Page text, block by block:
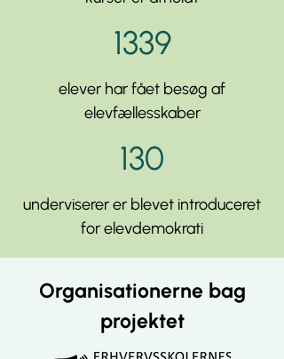
1339
elever har fået besøg af
elevfællesskaber
130
underviserer er blevet introduceret
for elevdemokrati
Organisationerne bag
projektet